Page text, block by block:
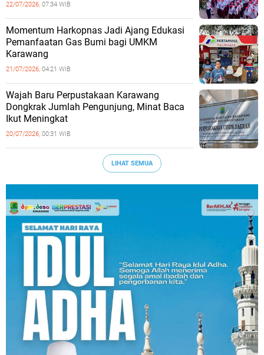
22/07/2026, 07:34 WIB
Momentum Harkopnas Jadi Ajang Edukasi
Pemanfaatan Gas Bumi bagi UMKM
Karawang
21/07/2026, 04:21 WIB
Wajah Baru Perpustakaan Karawang
Dongkrak Jumlah Pengunjung, Minat Baca
Ikut Meningkat
20/07/2026, 00:31 WIB
LIHAT SEMUA